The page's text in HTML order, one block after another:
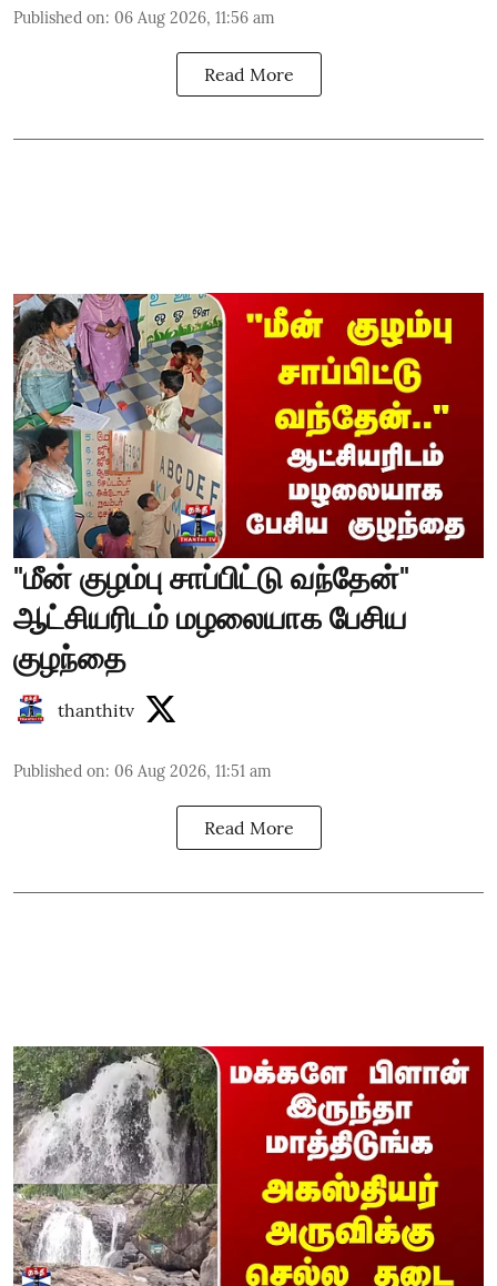
Published on: 06 Aug 2026, 11:56 am
Read More
"மீன் குழம்பு சாப்பிட்டு வந்தேன்"
ஆட்சியரிடம் மழலையாக பேசிய
குழந்தை
thanthitv
Published on: 06 Aug 2026, 11:51 am
Read More